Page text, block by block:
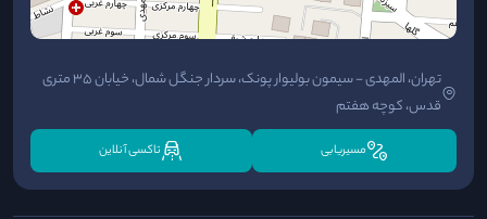
تهران، المهدی - سیمون بولیوار پونک، سردار جنگل شمال، خیابان ۳۵ متری
قدس، کوچه هفتم
مسیریابی تاکسی آنلاین